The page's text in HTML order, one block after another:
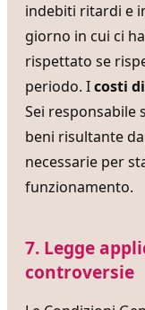
indebiti ritardi e
giorno in cui ci
rispettato se
periodo. Icosti
Sei responsabile
beni risultante
necessarie per
funzionamento.
7. Legge
controversie